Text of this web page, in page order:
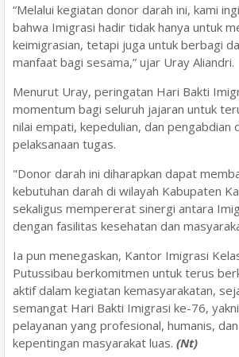
“Melalui kegiatan donor darah ini, kami
bahwa Imigrasi hadir tidak hanya untuk
keimigrasian, tetapi juga untuk berbagi
manfaat bagi sesama,” ujar Uray Aliandri.
Menurut Uray, peringatan Hari Bakti
momentum bagi seluruh jajaran untuk
nilai empati, kepedulian, dan pengabdian
pelaksanaan tugas.
"Donor darah ini diharapkan dapat
kebutuhan darah di wilayah Kabupaten
sekaligus mempererat sinergi antara
dengan fasilitas kesehatan dan
Ia pun menegaskan, Kantor Imigrasi
Putussibau berkomitmen untuk terus
aktif dalam kegiatan kemasyarakatan,
semangat Hari Bakti Imigrasi ke-76,
pelayanan yang profesional, humanis,
kepentingan masyarakat luas. (Nt)